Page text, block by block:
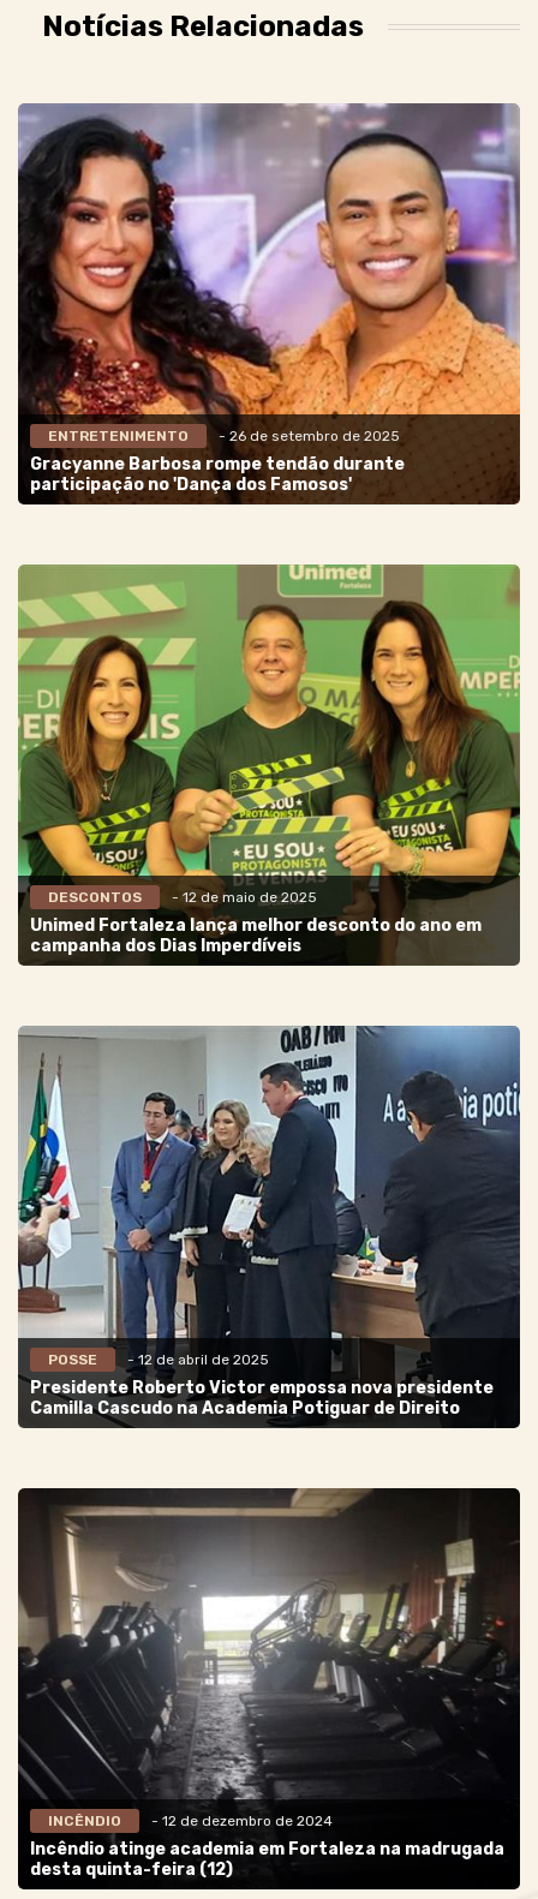
Notícias Relacionadas
ENTRETENIMENTO - 26 de setembro de 2025
Gracyanne Barbosa rompe tendão durante
participação no 'Dança dos Famosos'
DESCONTOS - 12 de maio de 2025
Unimed Fortaleza lança melhor desconto do ano em
campanha dos Dias Imperdíveis
POSSE - 12 de abril de 2025
Presidente Roberto Victor empossa nova presidente
Camilla Cascudo na Academia Potiguar de Direito
INCÊNDIO - 12 de dezembro de 2024
Incêndio atinge academia em Fortaleza na madrugada
desta quinta-feira (12)